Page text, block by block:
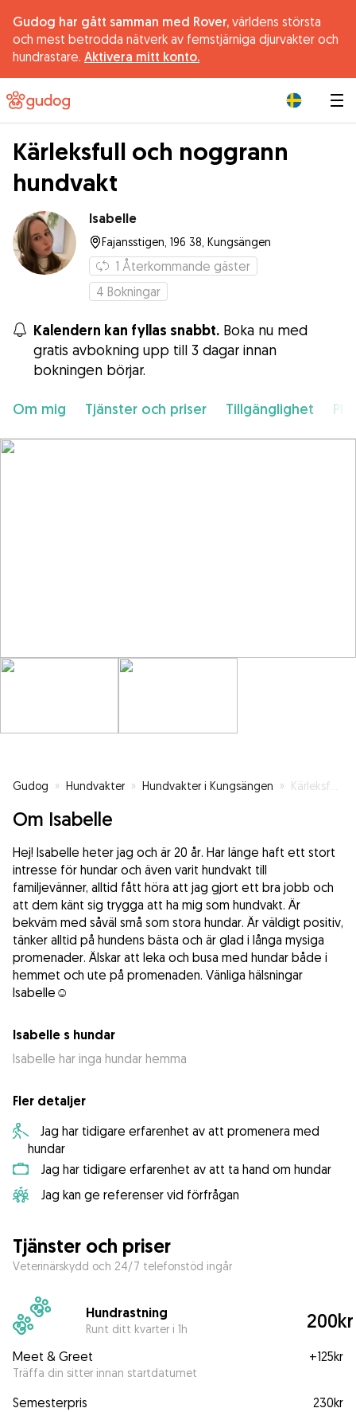
Gudog har gått samman med Rover, världens största
och mest betrodda nätverk av femstjärniga djurvakter och
hundrastare. Aktivera mitt konto.
Kärleksfull och noggrann
hundvakt
Isabelle
Fajansstigen, 196 38, Kungsängen
1 Återkommande gäster
4 Bokningar
Kalendern kan fyllas snabbt. Boka nu med
gratis avbokning upp till 3 dagar innan
bokningen börjar.
Om mig Tjänster och priser Tillgänglighet
Gudog » Hundvakter » Hundvakter i Kungsängen » Kärleksfull och noggrann hundvakt
Om Isabelle
Hej! Isabelle heter jag och är 20 år. Har länge haft ett stort
intresse för hundar och även varit hundvakt till
familjevänner, alltid fått höra att jag gjort ett bra jobb och
att dem känt sig trygga att ha mig som hundvakt. Är
bekväm med såväl små som stora hundar. Är väldigt positiv,
tänker alltid på hundens bästa och är glad i långa mysiga
promenader. Älskar att leka och busa med hundar både i
hemmet och ute på promenaden. Vänliga hälsningar
Isabelle☺️
Isabelle s hundar
Isabelle har inga hundar hemma
Fler detaljer
Jag har tidigare erfarenhet av att promenera med
hundar
Jag har tidigare erfarenhet av att ta hand om hundar
Jag kan ge referenser vid förfrågan
Tjänster och priser
Veterinärskydd och 24/7 telefonstöd ingår
Hundrastning
Runt ditt kvarter i 1h 200kr
Meet & Greet
Träffa din sitter innan startdatumet
+125kr
Semesterpris
230kr